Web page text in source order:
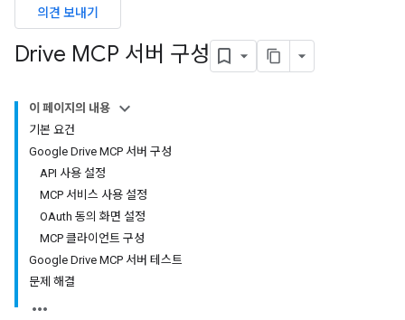
의견 보내기
Drive MCP 서버 구성
이 페이지의 내용
기본 요건
Google Drive MCP 서버 구성
API 사용 설정
MCP 서비스 사용 설정
OAuth 동의 화면 설정
MCP 클라이언트 구성
Google Drive MCP 서버 테스트
문제 해결